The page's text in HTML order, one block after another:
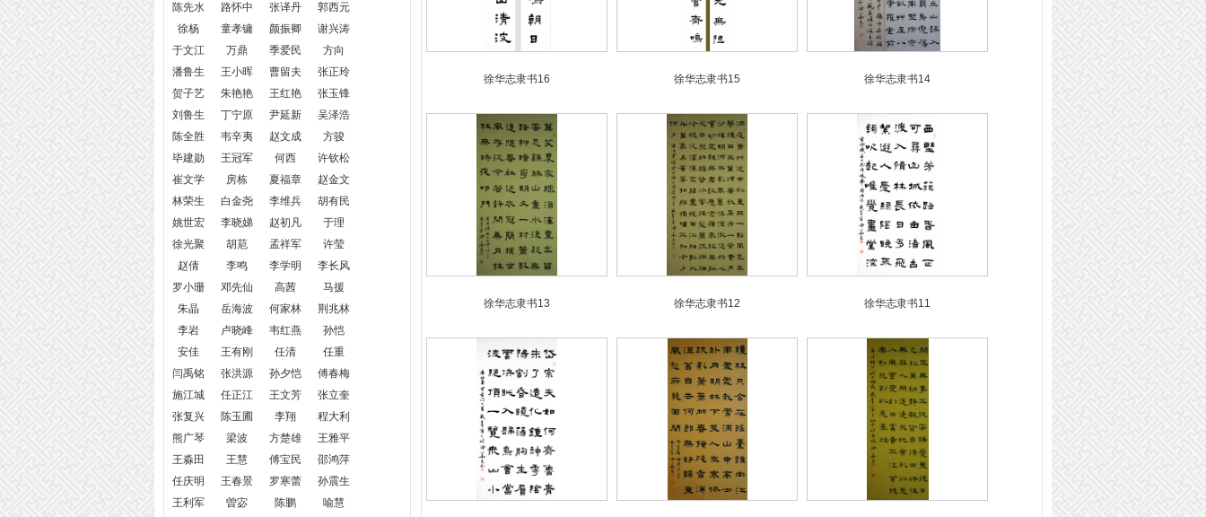
陈先水
路怀中 张译丹
郭西元
徐杨
童孝镛 颜振卿
谢兴涛
于文江
万鼎 季爱民
方向
潘鲁生
王小晖 曹留夫
张正玲
贺子艺
朱艳艳 王红艳
张玉锋
刘鲁生
丁宁原 尹延新
吴泽浩
陈全胜
韦辛夷 赵文成
方骏
毕建勋
王冠军 何西
许钦松
崔文学
房栋 夏福章
赵金文
林荣生
白金尧 李维兵
胡有民
姚世宏
李晓娣 赵初凡
于理
徐光聚
胡苨 孟祥军
许莹
赵倩
李鸣 李学明
李长风
罗小珊
邓先仙 高茜
马援
朱晶
岳海波 何家林
荆兆林
李岩
卢晓峰 韦红燕
孙恺
安佳
王有刚 任清
任重
闫禹铭
张洪源 孙夕恺
傅春梅
施江城
任正江 王文芳
张立奎
张复兴
陈玉圃 李翔
程大利
熊广琴
梁波 方楚雄
王雅平
王淼田
王慧 傅宝民
邵鸿萍
任庆明
王春景 罗寒蕾
孙震生
王利军
曽宓 陈鹏
喻慧
徐华志隶书16 徐华志隶书15 徐华志隶书14
徐华志隶书13 徐华志隶书12 徐华志隶书11